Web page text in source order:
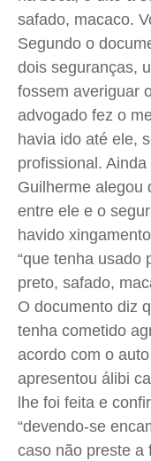
safado, macaco.
Segundo o
dois seguranças,
fossem averiguar
advogado fez o
havia ido até ele,
profissional.
Guilherme alegou
entre ele e o
havido
“que tenha usado
preto, safado,
O documento diz
tenha cometido
acordo com o
apresentou álibi
lhe foi feita e
“devendo-se
caso não preste a